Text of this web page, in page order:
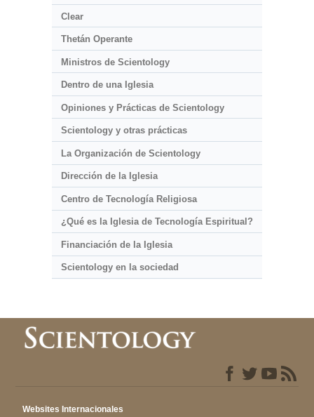
Clear
Thetán Operante
Ministros de Scientology
Dentro de una Iglesia
Opiniones y Prácticas de Scientology
Scientology y otras prácticas
La Organización de Scientology
Dirección de la Iglesia
Centro de Tecnología Religiosa
¿Qué es la Iglesia de Tecnología Espiritual?
Financiación de la Iglesia
Scientology en la sociedad
Websites Internacionales